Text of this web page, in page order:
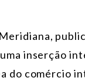
inserção
do comércio